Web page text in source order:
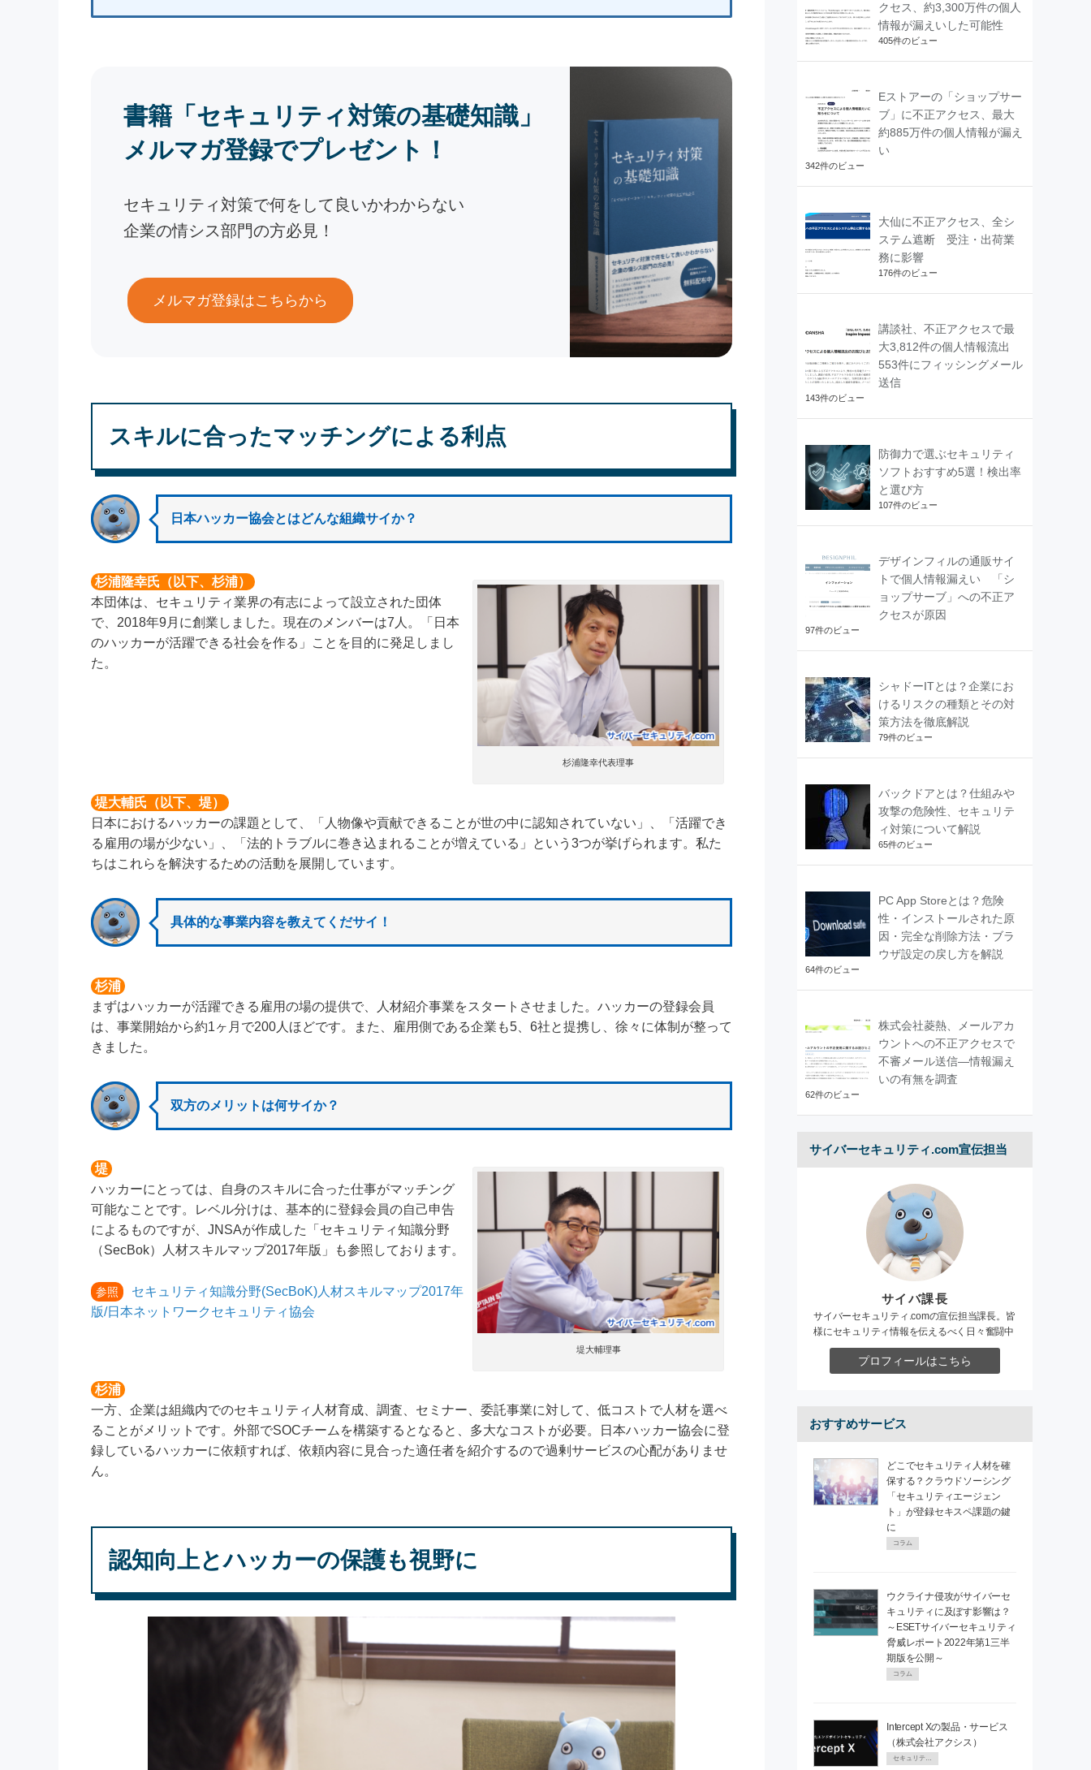
書籍「セキュリティ対策の基礎知識」
メルマガ登録でプレゼント！
セキュリティ対策で何をして良いかわからない
企業の情シス部門の方必見！
メルマガ登録はこちらから
スキルに合ったマッチングによる利点
日本ハッカー協会とはどんな組織サイか？
杉浦隆幸代表理事
杉浦隆幸氏（以下、杉浦）
本団体は、セキュリティ業界の有志によって設立された団体
で、2018年9月に創業しました。現在のメンバーは7人。「日本
のハッカーが活躍できる社会を作る」ことを目的に発足しまし
た。
堤大輔氏（以下、堤）
日本におけるハッカーの課題として、「人物像や貢献できることが世の中に認知されていない」、「活躍でき
る雇用の場が少ない」、「法的トラブルに巻き込まれることが増えている」という3つが挙げられます。私た
ちはこれらを解決するための活動を展開しています。
具体的な事業内容を教えてくだサイ！
杉浦
まずはハッカーが活躍できる雇用の場の提供で、人材紹介事業をスタートさせました。ハッカーの登録会員
は、事業開始から約1ヶ月で200人ほどです。また、雇用側である企業も5、6社と提携し、徐々に体制が整って
きました。
双方のメリットは何サイか？
堤大輔理事
堤
ハッカーにとっては、自身のスキルに合った仕事がマッチング
可能なことです。レベル分けは、基本的に登録会員の自己申告
によるものですが、JNSAが作成した「セキュリティ知識分野
（SecBok）人材スキルマップ2017年版」も参照しております。
参照
セキュリティ知識分野(SecBoK)人材スキルマップ2017年
版/日本ネットワークセキュリティ協会
杉浦
一方、企業は組織内でのセキュリティ人材育成、調査、セミナー、委託事業に対して、低コストで人材を選べ
ることがメリットです。外部でSOCチームを構築するとなると、多大なコストが必要。日本ハッカー協会に登
録しているハッカーに依頼すれば、依頼内容に見合った適任者を紹介するので過剰サービスの心配がありませ
ん。
認知向上とハッカーの保護も視野に
クセス、約3,300万件の個人
情報が漏えいした可能性
405件のビュー
Eストアーの「ショップサー
ブ」に不正アクセス、最大
約885万件の個人情報が漏え
い
342件のビュー
大仙に不正アクセス、全シ
ステム遮断 受注・出荷業
務に影響
176件のビュー
講談社、不正アクセスで最
大3,812件の個人情報流出
553件にフィッシングメール
送信
143件のビュー
防御力で選ぶセキュリティ
ソフトおすすめ5選！検出率
と選び方
107件のビュー
デザインフィルの通販サイ
トで個人情報漏えい 「シ
ョップサーブ」への不正ア
クセスが原因
97件のビュー
シャドーITとは？企業にお
けるリスクの種類とその対
策方法を徹底解説
79件のビュー
バックドアとは？仕組みや
攻撃の危険性、セキュリテ
ィ対策について解説
65件のビュー
PC App Storeとは？危険
性・インストールされた原
因・完全な削除方法・ブラ
ウザ設定の戻し方を解説
64件のビュー
株式会社菱熱、メールアカ
ウントへの不正アクセスで
不審メール送信―情報漏え
いの有無を調査
62件のビュー
サイバーセキュリティ.com宣伝担当
サイバ課長
サイバーセキュリティ.comの宣伝担当課長。皆
様にセキュリティ情報を伝えるべく日々奮闘中
プロフィールはこちら
おすすめサービス
どこでセキュリティ人材を確
保する？クラウドソーシング
「セキュリティエージェン
ト」が登録セキスペ課題の鍵
に
コラム
ウクライナ侵攻がサイバーセ
キュリティに及ぼす影響は？
～ESETサイバーセキュリティ
脅威レポート2022年第1三半
期版を公開～
コラム
Intercept Xの製品・サービス
（株式会社アクシス）
セキュリティPR